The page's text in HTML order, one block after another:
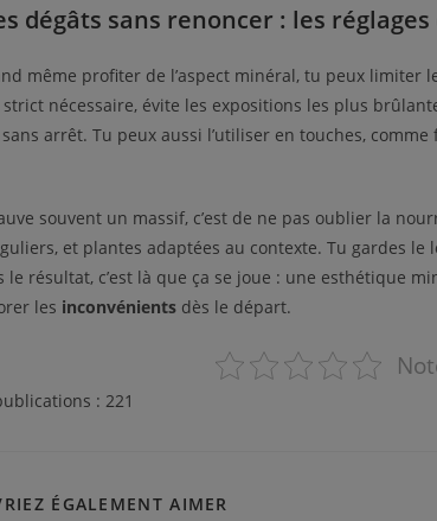
dégâts sans renoncer : les
même profiter de l’aspect minéral, tu peux limiter
strict nécessaire, évite les expositions les plus
arrêt. Tu peux aussi l’utiliser en touches,
souvent un massif, c’est de ne pas oublier la
et plantes adaptées au contexte. Tu gardes le
le résultat, c’est là que ça se joue : une esthétique
les inconvénients dès le départ.
: 221
ÉGALEMENT AIMER